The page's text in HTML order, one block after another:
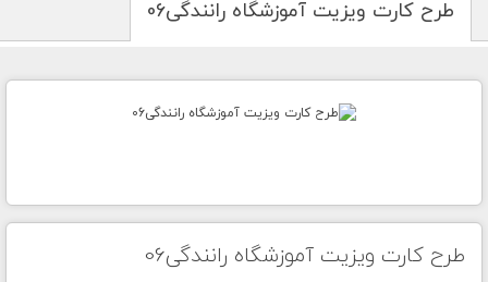
طرح کارت ویزیت آموزشگاه رانندگی06
طرح کارت ویزیت آموزشگاه رانندگی06